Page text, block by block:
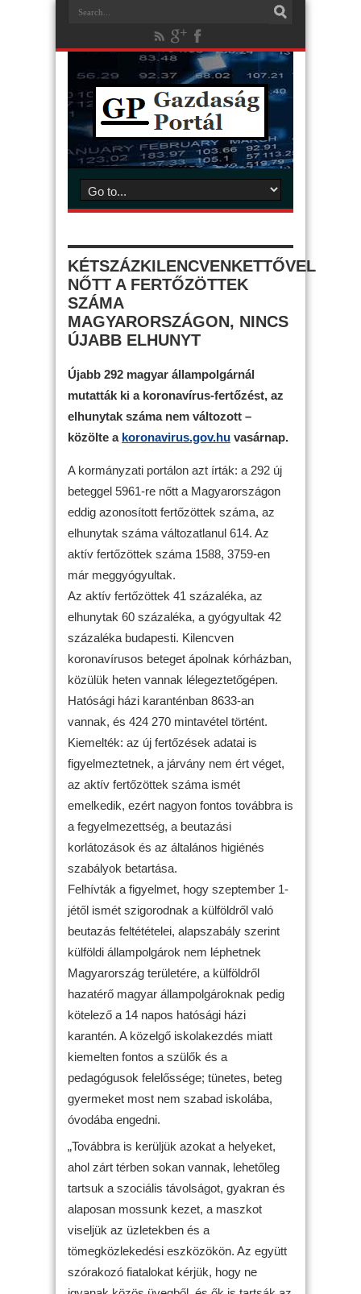
KÉTSZÁZKILENCVENKETTŐVEL
NŐTT A FERTŐZÖTTEK
SZÁMA
MAGYARORSZÁGON, NINCS
ÚJABB ELHUNYT
Újabb 292 magyar állampolgárnál
mutatták ki a koronavírus-fertőzést, az
elhunytak száma nem változott –
közölte a koronavirus.gov.hu vasárnap.
A kormányzati portálon azt írták: a 292 új
beteggel 5961-re nőtt a Magyarországon
eddig azonosított fertőzöttek száma, az
elhunytak száma változatlanul 614. Az
aktív fertőzöttek száma 1588, 3759-en
már meggyógyultak.
Az aktív fertőzöttek 41 százaléka, az
elhunytak 60 százaléka, a gyógyultak 42
százaléka budapesti. Kilencven
koronavírusos beteget ápolnak kórházban,
közülük heten vannak lélegeztetőgépen.
Hatósági házi karanténban 8633-an
vannak, és 424 270 mintavétel történt.
Kiemelték: az új fertőzések adatai is
figyelmeztetnek, a járvány nem ért véget,
az aktív fertőzöttek száma ismét
emelkedik, ezért nagyon fontos továbbra is
a fegyelmezettség, a beutazási
korlátozások és az általános higiénés
szabályok betartása.
Felhívták a figyelmet, hogy szeptember 1-
jétől ismét szigorodnak a külföldről való
beutazás feltétételei, alapszabály szerint
külföldi állampolgárok nem léphetnek
Magyarország területére, a külföldről
hazatérő magyar állampolgároknak pedig
kötelező a 14 napos hatósági házi
karantén. A közelgő iskolakezdés miatt
kiemelten fontos a szülők és a
pedagógusok felelőssége; tünetes, beteg
gyermeket most nem szabad iskolába,
óvodába engedni.
„Továbbra is kerüljük azokat a helyeket,
ahol zárt térben sokan vannak, lehetőleg
tartsuk a szociális távolságot, gyakran és
alaposan mossunk kezet, a maszkot
viseljük az üzletekben és a
tömegközlekedési eszközökön. Az együtt
szórakozó fiatalokat kérjük, hogy ne